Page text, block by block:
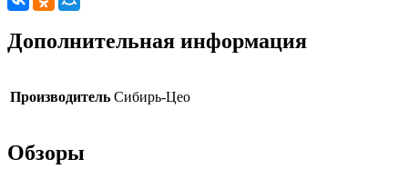
Дополнительная информация
Производитель Сибирь-Цео
Обзоры